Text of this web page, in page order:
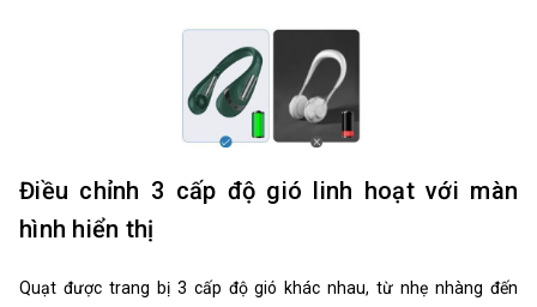
Điều chỉnh 3 cấp độ gió linh hoạt với màn
hình hiển thị
Quạt được trang bị 3 cấp độ gió khác nhau, từ nhẹ nhàng đến